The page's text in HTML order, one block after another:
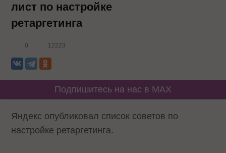
лист по настройке
ретаргетинга
0 12223
Подпишитесь на нас в MAX
Яндекс опубликовал список советов по
настройке ретаргетинга.